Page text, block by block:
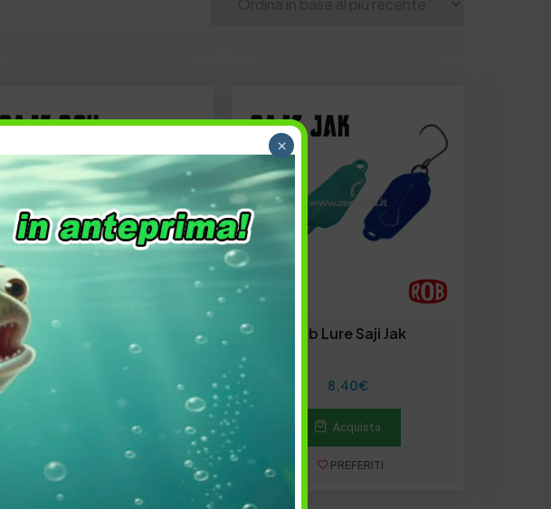
Rob Lure Saji Gou
Acquista
Rob Lure Saji Jak
8,40€
Acquista
PREFERITI
×